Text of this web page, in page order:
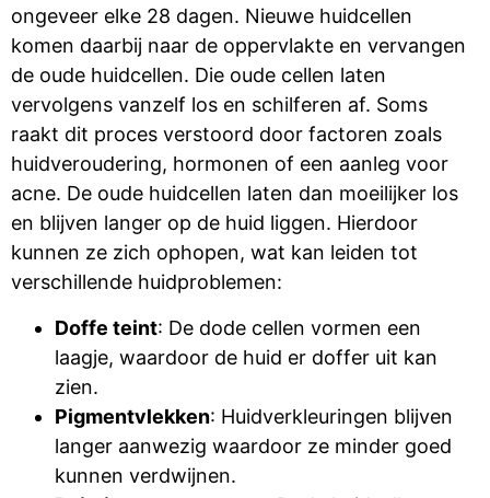
ongeveer elke 28 dagen. Nieuwe huidcellen
komen daarbij naar de oppervlakte en vervangen
de oude huidcellen. Die oude cellen laten
vervolgens vanzelf los en schilferen af. Soms
raakt dit proces verstoord door factoren zoals
huidveroudering, hormonen of een aanleg voor
acne. De oude huidcellen laten dan moeilijker los
en blijven langer op de huid liggen. Hierdoor
kunnen ze zich ophopen, wat kan leiden tot
verschillende huidproblemen:
Doffe teint: De dode cellen vormen een
laagje, waardoor de huid er doffer uit kan
zien.
Pigmentvlekken: Huidverkleuringen blijven
langer aanwezig waardoor ze minder goed
kunnen verdwijnen.